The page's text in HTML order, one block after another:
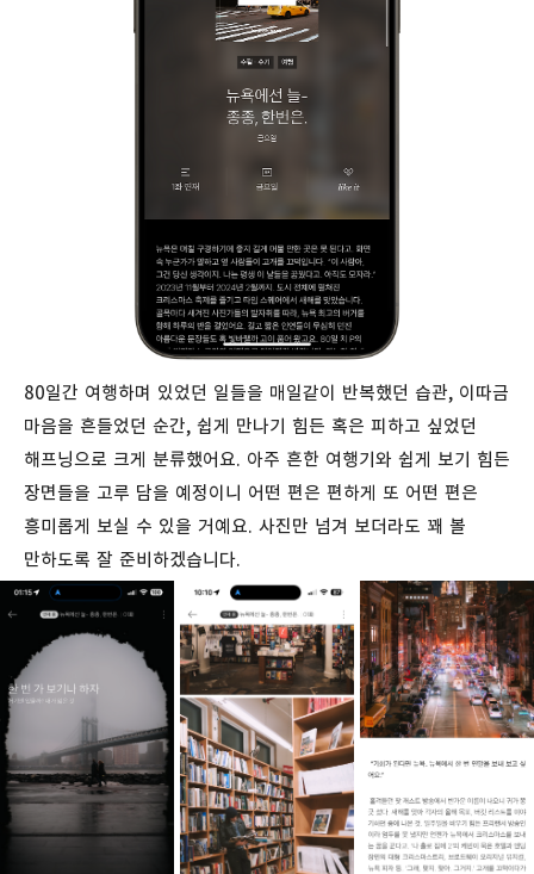
80일간 여행하며 있었던 일들을 매일같이 반복했던 습관, 이따금
마음을 흔들었던 순간, 쉽게 만나기 힘든 혹은 피하고 싶었던
해프닝으로 크게 분류했어요. 아주 흔한 여행기와 쉽게 보기 힘든
장면들을 고루 담을 예정이니 어떤 편은 편하게 또 어떤 편은
흥미롭게 보실 수 있을 거예요. 사진만 넘겨 보더라도 꽤 볼
만하도록 잘 준비하겠습니다.